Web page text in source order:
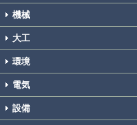
機械
大工
環境
電気
設備